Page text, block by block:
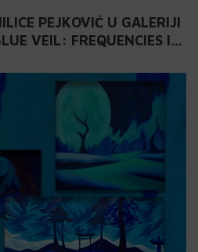
PEJKOVIĆ U GALERIJI
VEIL: FREQUENCIES IN